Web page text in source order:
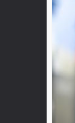
Kultur
Romrod